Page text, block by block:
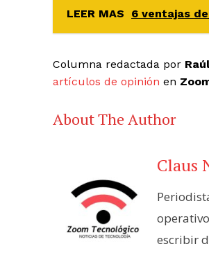
LEER MAS 6 ventajas
Columna redactada por
artículos de opinión en
About The Author
Claus
escribir